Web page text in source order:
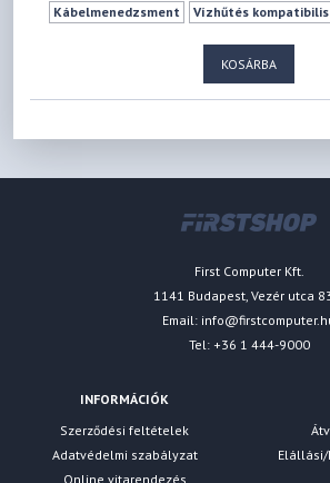
Kábelmenedzsment
Vízhűtés kompatibilis
KOSÁRBA
First Computer Kft.
1141 Budapest, Vezér utca
Email:
Tel: +36 1 444-9000
INFORMÁCIÓK
Szerződési feltételek
Adatvédelmi szabályzat
Online vitarendezés
Elállási/